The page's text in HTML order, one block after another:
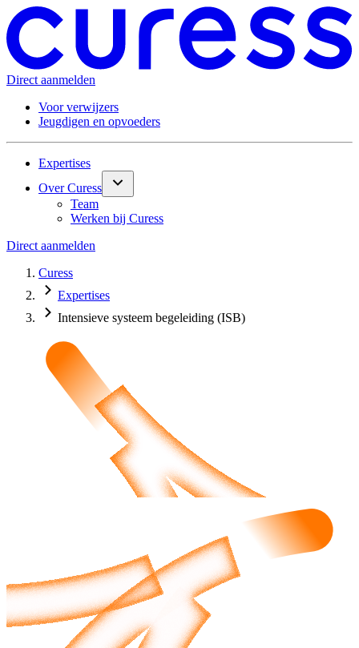
Direct aanmelden
Voor verwijzers
Jeugdigen en opvoeders
Expertises
Over Curess
Team
Werken bij Curess
Direct aanmelden
Curess
Expertises
Intensieve systeem begeleiding (ISB)